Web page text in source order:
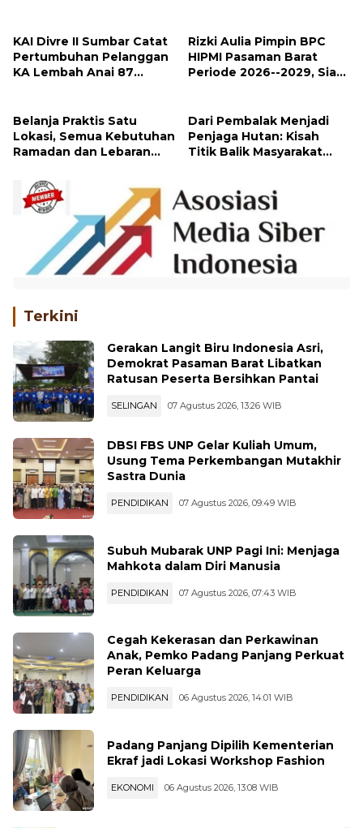
KAI Divre II Sumbar Catat
Pertumbuhan Pelanggan
KA Lembah Anai 87
Rizki Aulia Pimpin BPC
HIPMI Pasaman Barat
Periode 2026--2029, Siap
Belanja Praktis Satu
Lokasi, Semua Kebutuhan
Ramadan dan Lebaran
Padang Panjang
Dari Pembalak Menjadi
Penjaga Hutan: Kisah
Titik Balik Masyarakat
Terkini
Gerakan Langit Biru Indonesia Asri,
Demokrat Pasaman Barat Libatkan
Ratusan Peserta Bersihkan Pantai
SELINGAN 07 Agustus 2026, 13:26 WIB
DBSI FBS UNP Gelar Kuliah Umum,
Usung Tema Perkembangan Mutakhir
Sastra Dunia
PENDIDIKAN 07 Agustus 2026, 09:49 WIB
Subuh Mubarak UNP Pagi Ini: Menjaga
Mahkota dalam Diri Manusia
PENDIDIKAN 07 Agustus 2026, 07:43 WIB
Cegah Kekerasan dan Perkawinan
Anak, Pemko Padang Panjang Perkuat
Peran Keluarga
PENDIDIKAN 06 Agustus 2026, 14:01 WIB
Padang Panjang Dipilih Kementerian
Ekraf jadi Lokasi Workshop Fashion
EKONOMI 06 Agustus 2026, 13:08 WIB